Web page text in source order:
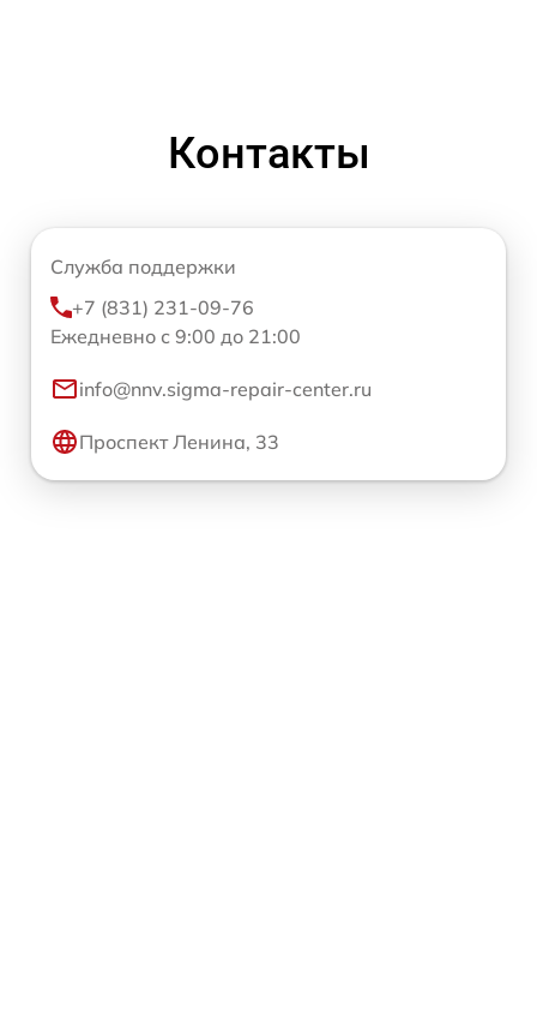
Контакты
Служба поддержки
+7 (831) 231-09-76
Ежедневно с 9:00 до 21:00
info@nnv.sigma-repair-center.ru
Проспект Ленина, 33